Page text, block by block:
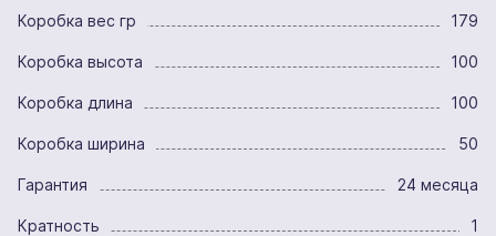
Коробка вес гр 179
Коробка высота 100
Коробка длина 100
Коробка ширина 50
Гарантия 24 месяца
Кратность 1